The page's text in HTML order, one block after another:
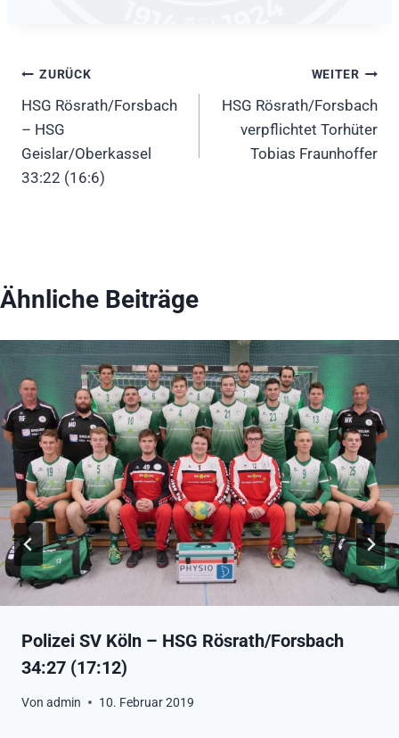
Beitragsnavigation
ZURÜCK
HSG Rösrath/Forsbach
– HSG
Geislar/Oberkassel
33:22 (16:6)
WEITER
HSG Rösrath/Forsbach
verpflichtet Torhüter
Tobias Fraunhoffer
Ähnliche Beiträge
Polizei SV Köln – HSG Rösrath/Forsbach
34:27 (17:12)
Von admin 10. Februar 2019